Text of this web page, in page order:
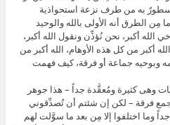
به من طرف نزعة استحواذية
مِن الطرق أنه الأولى بالله والوحيد
الله أكبر، نحن نُؤذِّن ونقول الله أكبر،
أكبر من كل هذه الأوهام، الله أكبر من
وبوحيه جماعة أو فرقة، كيف فهمت
وهى كثيرة ومُعقَّدة جداً – هذا جوهر
جمع فرقة – لكن إن شئتم أن تُصدِّقوني
وما اختلفوا إلا مِن بعد ما سوَّلت لهم